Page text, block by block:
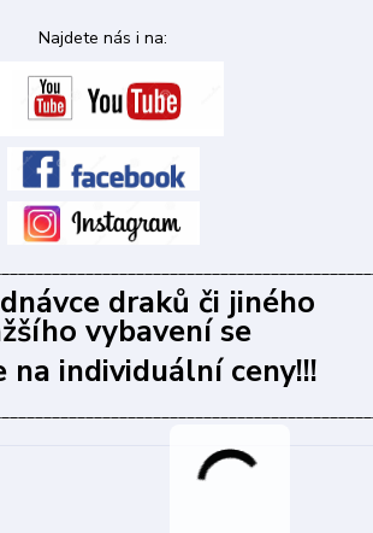
Najdete nás i na:
draků či jiného
vybavení se
na individuální ceny!!!